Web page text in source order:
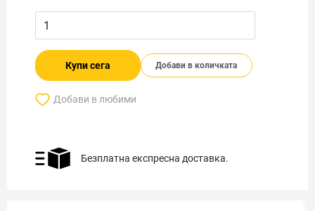
Купи сега Добави в количката
Добави в любими
Безплатна експресна доставка.